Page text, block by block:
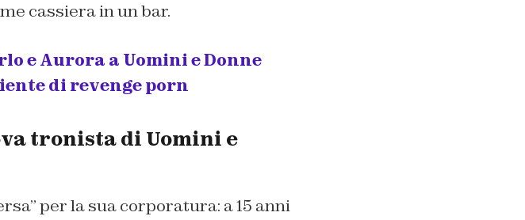
cassiera in un bar.
e Aurora a Uomini e Donne
di revenge porn
tronista di Uomini e
”perla sua corporatura: a15 anni